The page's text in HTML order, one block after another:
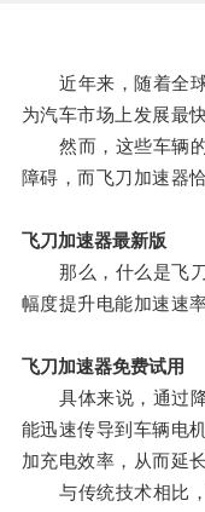
近年来，随着全球
为汽车市场上发展最
然而，这些车辆的
障碍，而飞刀加速器
飞刀加速器最新版
那么，什么是飞刀
幅度提升电能加速速
飞刀加速器免费试用
具体来说，通过降
能迅速传导到车辆电
加充电效率，从而延
与传统技术相比，